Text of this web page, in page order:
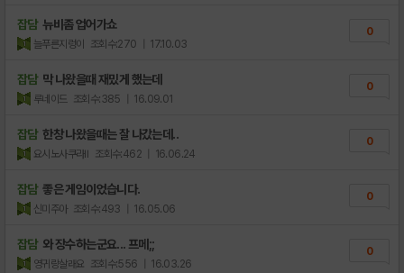
잡담 뉴비좀 업어가쇼
늘푸른지렁이 조회수:270 | 17.10.03
0
잡담 막 나왔을때 재밌게 했는데
루네이드 조회수:385 | 16.09.01
0
잡담 한창 나왔을때는 잘 나갔는데..
요시노사쿠라Ⅱ 조회수:462 | 16.06.24
0
잡담 좋은 게임이었습니다.
신미주아 조회수:493 | 16.05.06
0
잡담 와 장수하는군요... 프메;;
영귀랑살래요 조회수:556 | 16.03.26
0